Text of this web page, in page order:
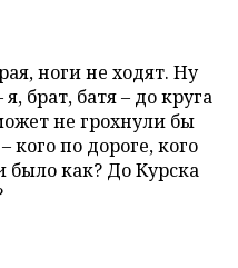
ноги не ходят. Ну
брат, батя – до круга
не грохнули бы
кого по дороге, кого
как? До Курска